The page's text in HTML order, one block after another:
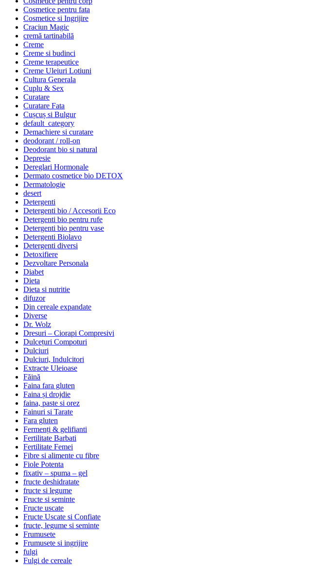
Cosmetice pentru fata
Cosmetice si Ingrijire
Craciun Magic
cremă tartinabilă
Creme
Creme si budinci
Creme terapeutice
Creme Uleiuri Lotiuni
Cultura Generala
Cuplu & Sex
Curatare
Curatare Fata
Cușcuș si Bulgur
default_category
Demachiere si curatare
deodorant / roll-on
Deodorant bio si natural
Depresie
Dereglari Hormonale
Dermato cosmetice bio DETOX
Dermatologie
desert
Detergenti
Detergenti bio / Accesorii Eco
Detergenti bio pentru rufe
Detergenti bio pentru vase
Detergenti Biolavo
Detergenti diversi
Detoxifiere
Dezvoltare Personala
Diabet
Dieta
Dieta si nutritie
difuzor
Din cereale expandate
Diverse
Dr. Wolz
Dresuri – Ciorapi Compresivi
Dulcețuri Compoturi
Dulciuri
Dulciuri, Indulcitori
Extracte Uleioase
Făină
Faina fara gluten
Faina și drojdie
faina, paste si orez
Fainuri si Tarate
Fara gluten
Fermenți & gelifianti
Fertilitate Barbati
Fertilitate Femei
Fibre si alimente cu fibre
Fiole Potenta
fixativ – spuma – gel
fructe deshidratate
fructe si legume
Fructe si seminte
Fructe uscate
Fructe Uscate si Confiate
fructe, legume si seminte
Frumusete
Frumusete si ingrijire
fulgi
Fulgi de cereale